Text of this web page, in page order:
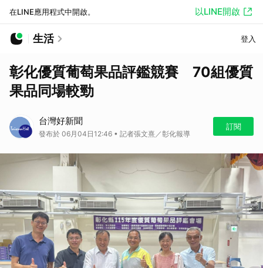
在LINE應用程式中開啟。 以LINE開啟
生活 登入
彰化優質葡萄果品評鑑競賽 70組優質
果品同場較勁
台灣好新聞
發布於 06月04日12:46 • 記者張文熹／彰化報導
訂閱